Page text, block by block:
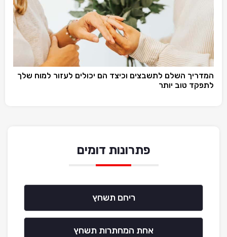
המדריך השלם לתשבצים וכיצד הם יכולים לעזור למוח שלך
לתפקד טוב יותר
פתרונות דומים
ריחם תשחץ
אחת המחתרות תשחץ